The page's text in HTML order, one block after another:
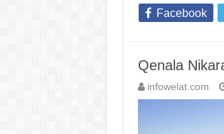
Facebook
Qenala
infowelat.com